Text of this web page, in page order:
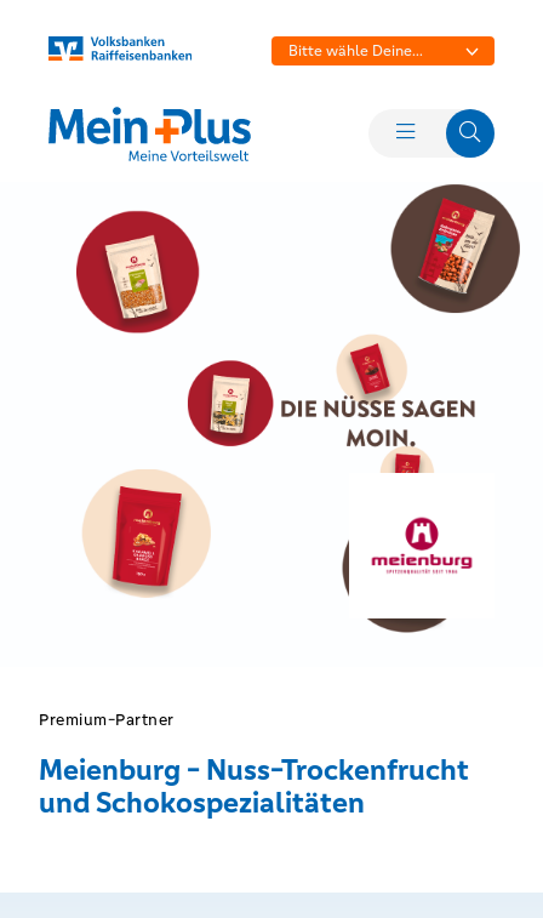
Bitte wähle Deine
Premium-Partner
Meienburg - Nuss-Trockenfrucht
und Schokospezialitäten